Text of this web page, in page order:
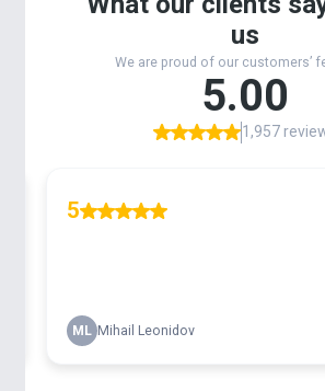
gyakorta teljes más
Így azon
ha golyó egyik fele sós, a másik
erősen halas, a másik fele
Kevert ízekben kerülnek
(rózsaszín+fekete), Máj & Vér
Mangó (narancs+fehér), Vajsav &
Vajsav + Tengeri rák